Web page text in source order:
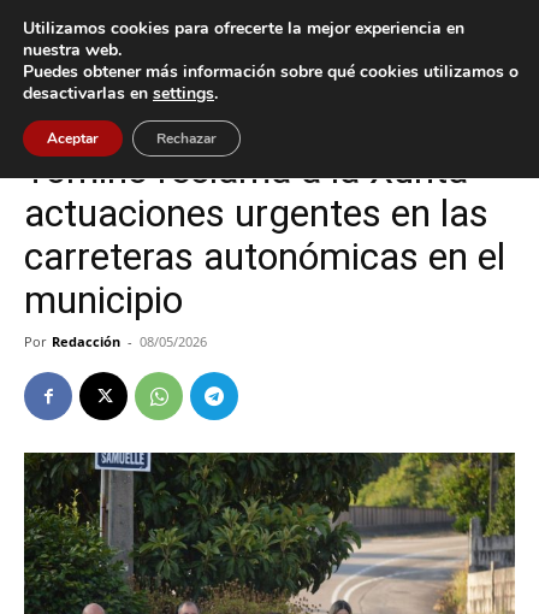
Inicio Tomiño
Tomiño
Tomiño reclama a la Xunta
actuaciones urgentes en las
carreteras autonómicas en el
municipio
Por Redacción - 08/05/2026
Utilizamos cookies para ofrecerte la mejor experiencia en
nuestra web.
Puedes obtener más información sobre qué cookies utilizamos o
desactivarlas en settings.
Aceptar Rechazar